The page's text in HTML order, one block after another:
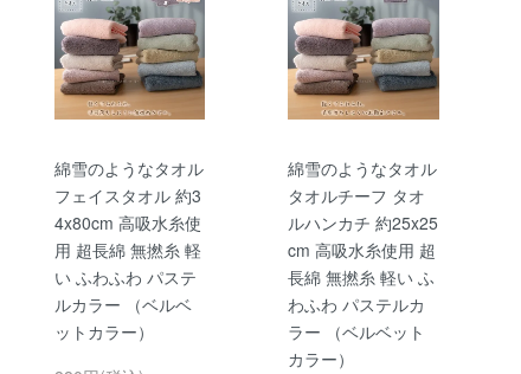
綿雪のようなタオル
フェイスタオル 約3
4x80cm 高吸水糸使
用 超長綿 無撚糸 軽
い ふわふわ パステ
ルカラー （ベルベ
ットカラー）
綿雪のようなタオル
タオルチーフ タオ
ルハンカチ 約25x25
cm 高吸水糸使用 超
長綿 無撚糸 軽い ふ
わふわ パステルカ
ラー （ベルベット
カラー）